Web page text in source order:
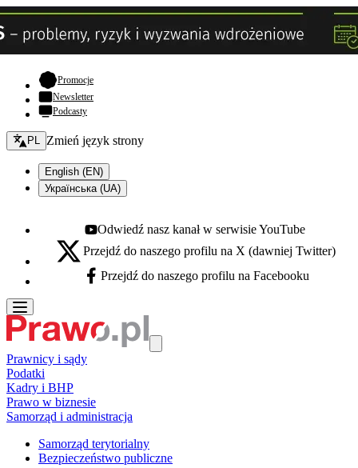
Promocje- otwiera się w nowej karcie
Newsletter
Podcasty
Zmień język - bieżący:
PL Zmień język strony
English (EN)
Українська (UA)
Youtube - otwiera się w nowej karcie
Odwiedź nasz kanał w serwisie YouTube
X - otwiera się w nowej karcie
Przejdź do naszego profilu na X (dawniej Twitter)
Facebook - otwiera się w nowej karcie
Przejdź do naszego profilu na Facebooku
Prawnicy i sądy
Podatki
Kadry i BHP
Prawo w biznesie
Samorząd i administracja
Samorząd terytorialny
Bezpieczeństwo publiczne